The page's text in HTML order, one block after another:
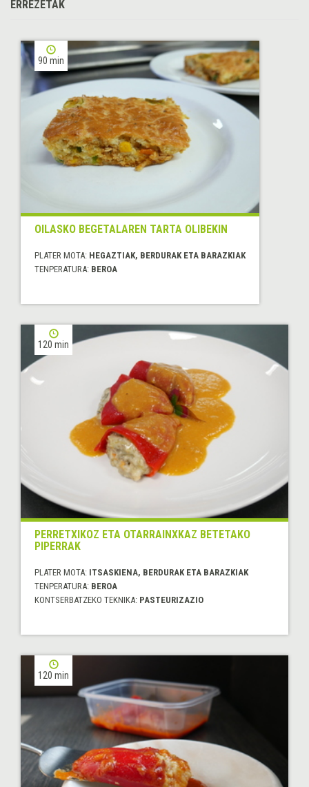
ERREZETAK
90 min
OILASKO BEGETALAREN TARTA OLIBEKIN
PLATER MOTA: HEGAZTIAK, BERDURAK ETA BARAZKIAK
TENPERATURA: BEROA
120 min
PERRETXIKOZ ETA OTARRAINXKAZ BETETAKO
PIPERRAK
PLATER MOTA: ITSASKIENA, BERDURAK ETA BARAZKIAK
TENPERATURA: BEROA
KONTSERBATZEKO TEKNIKA: PASTEURIZAZIO
120 min